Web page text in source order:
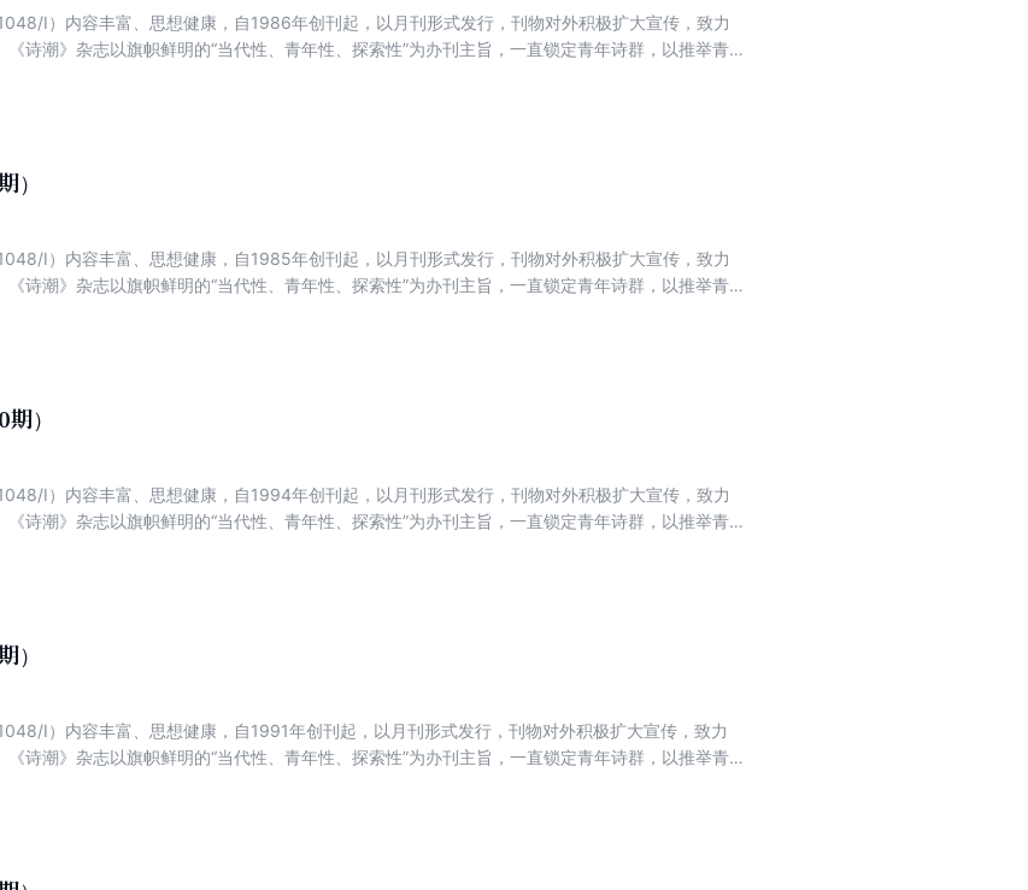
I）内容丰富、思想健康，自1986年创刊起，以月刊形式发行，刊物对外积极扩大宣传，致力
诗潮》杂志以旗帜鲜明的“当代性、青年性、探索性”为办刊主旨，一直锁定青年诗群，以推举青
）
I）内容丰富、思想健康，自1985年创刊起，以月刊形式发行，刊物对外积极扩大宣传，致力
诗潮》杂志以旗帜鲜明的“当代性、青年性、探索性”为办刊主旨，一直锁定青年诗群，以推举青
）
I）内容丰富、思想健康，自1994年创刊起，以月刊形式发行，刊物对外积极扩大宣传，致力
诗潮》杂志以旗帜鲜明的“当代性、青年性、探索性”为办刊主旨，一直锁定青年诗群，以推举青
）
I）内容丰富、思想健康，自1991年创刊起，以月刊形式发行，刊物对外积极扩大宣传，致力
诗潮》杂志以旗帜鲜明的“当代性、青年性、探索性”为办刊主旨，一直锁定青年诗群，以推举青